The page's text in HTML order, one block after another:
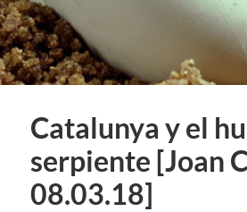
Catalunya y el
serpiente [Joan
08.03.18]